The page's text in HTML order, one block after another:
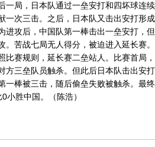
局，日本队通过一垒安打和四坏球连续
一次三击。之后，日本队又击出安打形
进攻后，中国队第一棒击出一垒安打，
。苦战七局无人得分，被迫进入延长赛。
赛规则，延长赛二垒站人。比赛首局，
方三垒队员触杀。但此后日本队击出安
一棒被三击，随后偷垒失败被触杀。最
小胜中国。（陈浩）